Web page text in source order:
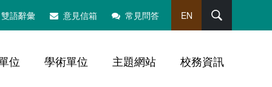
雙語辭彙 意見信箱 常見問答 EN
位 學術單位 主題網站 校務資訊